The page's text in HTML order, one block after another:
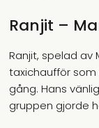
Ranjit –
Ranjit, spelad av
taxichaufför
gång. Hans
gruppen gjorde